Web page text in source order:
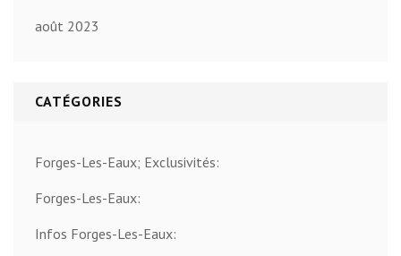
août 2023
CATÉGORIES
Forges-Les-Eaux; Exclusivités:
Forges-Les-Eaux:
Infos Forges-Les-Eaux: